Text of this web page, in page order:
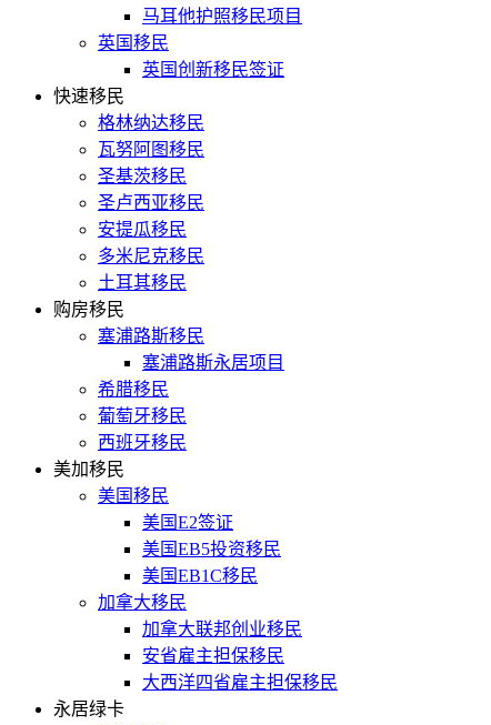
马耳他护照移民项目
英国移民
英国创新移民签证
快速移民
格林纳达移民
瓦努阿图移民
圣基茨移民
圣卢西亚移民
安提瓜移民
多米尼克移民
土耳其移民
购房移民
塞浦路斯移民
塞浦路斯永居项目
希腊移民
葡萄牙移民
西班牙移民
美加移民
美国移民
美国E2签证
美国EB5投资移民
美国EB1C移民
加拿大移民
加拿大联邦创业移民
安省雇主担保移民
大西洋四省雇主担保移民
永居绿卡